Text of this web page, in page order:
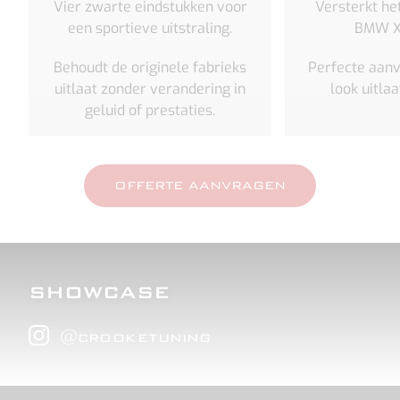
Vier zwarte eindstukken voor
een sportieve uitstraling.
Behoudt de originele fabrieks
uitlaat zonder verandering in
geluid of prestaties.
Versterkt
BMW
Perfecte
look
OFFERTE AANVRAGEN
SHOWCASE
@ crooketuning